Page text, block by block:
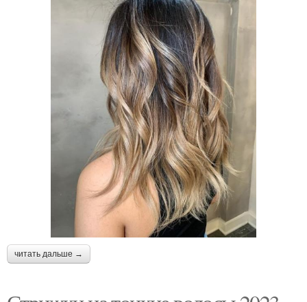
читать дальше →